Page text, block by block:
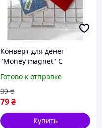
Конверт для денег
"Money magnet" C
Готово к отправке
79₴
99 ₴
Купить